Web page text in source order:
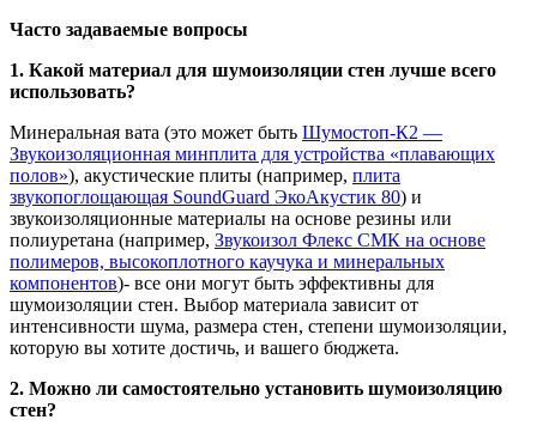
Часто задаваемые вопросы
1. Какой материал для шумоизоляции стен лучше всего
использовать?
Минеральная вата (это может быть Шумостоп-К2 —
Звукоизоляционная минплита для устройства «плавающих
полов»), акустические плиты (например, плита
звукопоглощающая SoundGuard ЭкоАкустик 80) и
звукоизоляционные материалы на основе резины или
полиуретана (например, Звукоизол Флекс СМК на основе
полимеров, высокоплотного каучука и минеральных
компонентов)- все они могут быть эффективны для
шумоизоляции стен. Выбор материала зависит от
интенсивности шума, размера стен, степени шумоизоляции,
которую вы хотите достичь, и вашего бюджета.
2. Можно ли самостоятельно установить шумоизоляцию
стен?